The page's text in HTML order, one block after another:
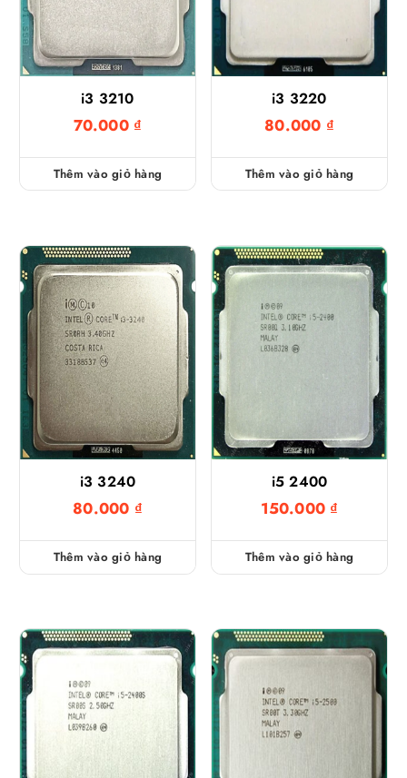
i3 3210
70.000 ₫
Thêm vào giỏ hàng
i3 3220
80.000 ₫
Thêm vào giỏ hàng
i3 3240
80.000 ₫
Thêm vào giỏ hàng
i5 2400
150.000 ₫
Thêm vào giỏ hàng